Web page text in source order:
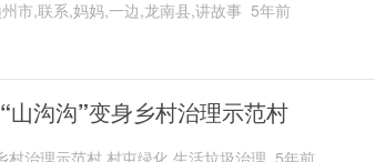
市,联系,妈妈,一边,龙南县,讲故事 5年前
“山沟沟”变身乡村治理示范村
村治理示范村,村屯绿化,生活垃圾治理 5年前